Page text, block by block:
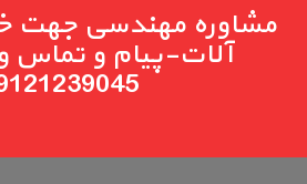
مشاوره مهندسی جهت
آلات-پیام و تماس